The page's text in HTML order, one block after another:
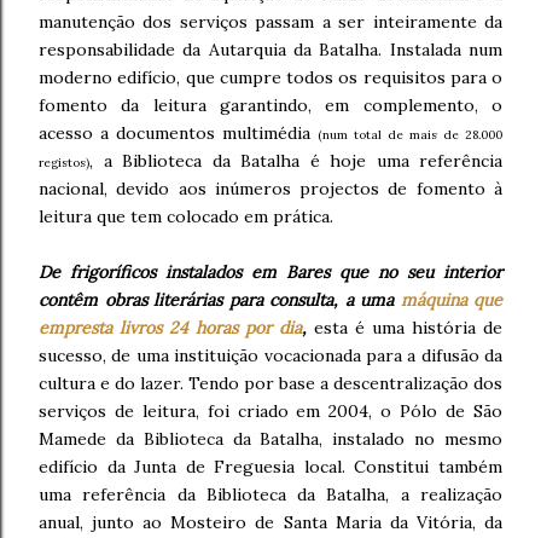
manutenção dos serviços passam a ser inteiramente da
responsabilidade da Autarquia da Batalha. Instalada num
moderno edifício, que cumpre todos os requisitos para o
fomento da leitura garantindo, em complemento, o
acesso a documentos multimédia (num total de mais de 28.000
registos), a Biblioteca da Batalha é hoje uma referência
nacional, devido aos inúmeros projectos de fomento à
leitura que tem colocado em prática.
De frigoríficos instalados em Bares que no seu interior
contêm obras literárias para consulta, a uma máquina que
empresta livros 24 horas por dia, esta é uma história de
sucesso, de uma instituição vocacionada para a difusão da
cultura e do lazer. Tendo por base a descentralização dos
serviços de leitura, foi criado em 2004, o Pólo de São
Mamede da Biblioteca da Batalha, instalado no mesmo
edifício da Junta de Freguesia local. Constitui também
uma referência da Biblioteca da Batalha, a realização
anual, junto ao Mosteiro de Santa Maria da Vitória, da